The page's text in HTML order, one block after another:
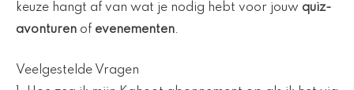
keuze hangt af van wat je nodig hebt voor jouw quiz-
avonturen of evenementen.
Veelgestelde Vragen